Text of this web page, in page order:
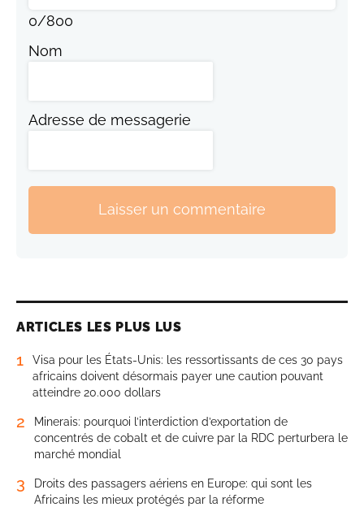
0/800
Nom
Adresse de messagerie
Laisser un commentaire
ARTICLES LES PLUS LUS
1
Visa pour les États-Unis: les ressortissants de ces 30 pays
africains doivent désormais payer une caution pouvant
atteindre 20.000 dollars
2
Minerais: pourquoi l’interdiction d’exportation de
concentrés de cobalt et de cuivre par la RDC perturbera le
marché mondial
3
Droits des passagers aériens en Europe: qui sont les
Africains les mieux protégés par la réforme